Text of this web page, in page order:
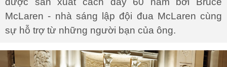
McLaren - nhà sáng lập đội đua McLaren cùng
sự hỗ trợ từ những người bạn của ông.